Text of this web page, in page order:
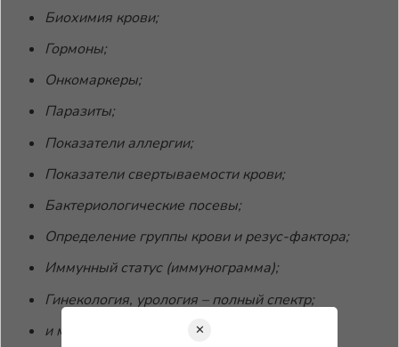
Биохимия крови;
Гормоны;
Онкомаркеры;
Паразиты;
Показатели аллергии;
Показатели свертываемости крови;
Бактериологические посевы;
Определение группы крови и резус-фактора;
Иммунный статус (иммунограмма);
Гинекология, урология – полный спектр;
и многое другое
✕